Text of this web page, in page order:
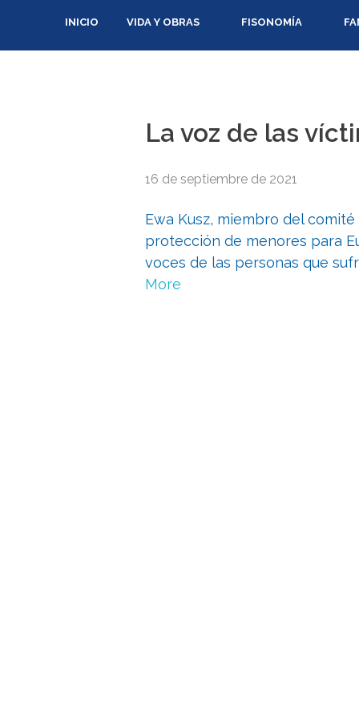
INICIO VIDA Y OBRAS FISONOMÍA
La voz de las
16 de septiembre de 2021
Ewa Kusz, miembro del
protección de menores para
voces de las personas que
More